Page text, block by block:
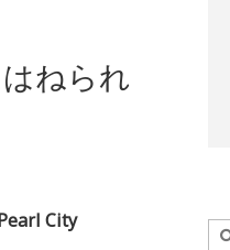
ねられ
City